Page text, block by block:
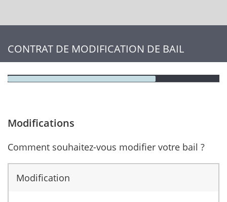
CONTRAT DE MODIFICATION DE BAIL
Modifications
Comment souhaitez-vous modifier votre bail ?
Modification